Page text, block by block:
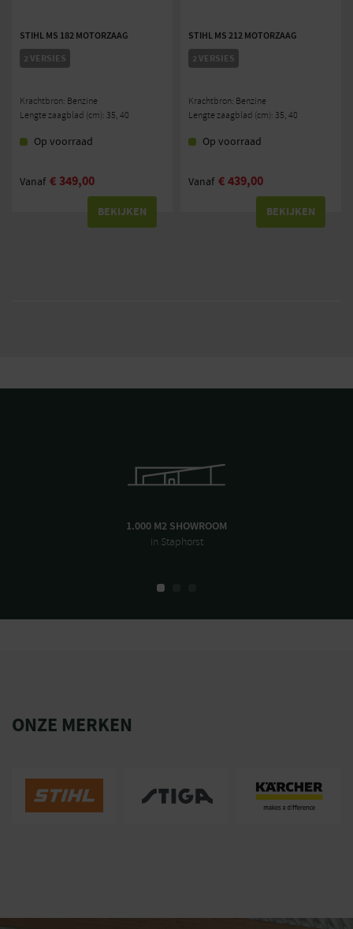
STIHL MS 182 MOTORZAAG
2 VERSIES
Krachtbron: Benzine
Lengte zaagblad (cm): 35, 40
Op voorraad
Vanaf €349,00
BEKIJKEN
STIHL MS 212 MOTORZAAG
2 VERSIES
Krachtbron: Benzine
Lengte zaagblad (cm): 35, 40
Op voorraad
Vanaf €439,00
BEKIJKEN
1.000 M2 SHOWROOM
in Staphorst
ONZE MERKEN